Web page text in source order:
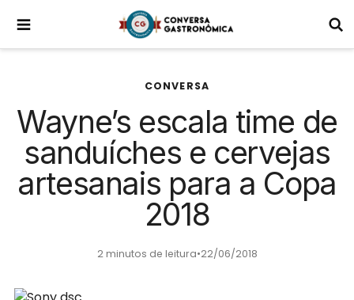
CONVERSA
Wayne’s escala time de
sanduíches e cervejas
artesanais para a Copa
2018
2 minutos de leitura•22/06/2018